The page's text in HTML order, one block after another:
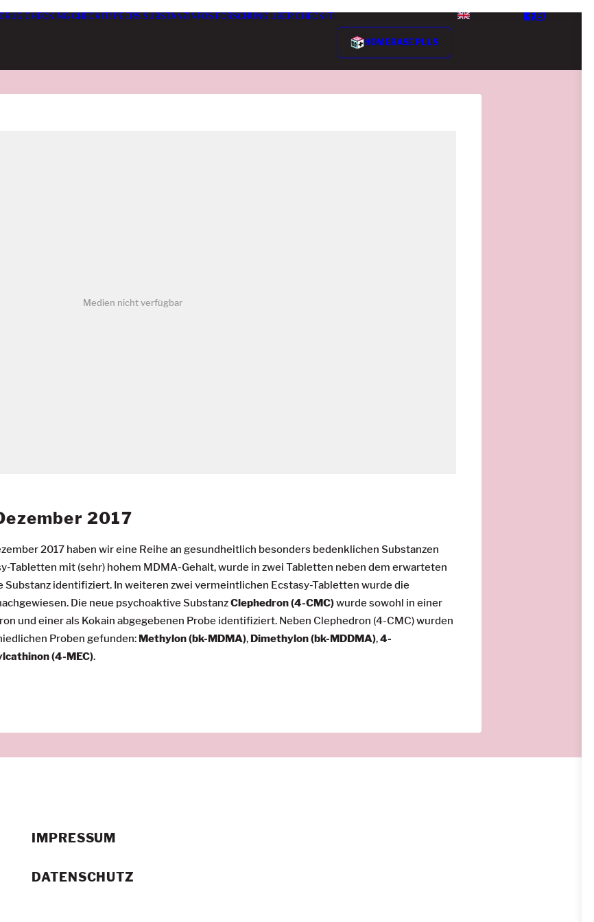
DRUG CHECKING CHECKIT! PEERS SUBSTANZINFOS FORSCHUNG ÜBER CHECKIT!
HOMEBASE PLUS
Medien nicht verfügbar
2017
2017 haben wir eine Reihe an gesundheitlich besonders bedenklichen Substanzen
Tabletten mit (sehr) hohem MDMA-Gehalt, wurde in zwei Tabletten neben dem erwarteten
identifiziert. In weiteren zwei vermeintlichen Ecstasy-Tabletten wurde die
Die neue psychoaktive SubstanzClephedron (4-CMC)wurde sowohl in einer
und einer als Kokain abgegebenen Probe identifiziert. Neben Clephedron (4-CMC) wurden
Proben gefunden: Methylon (bk-MDMA), Dimethylon (bk-MDDMA),4-
(4-MEC).
IMPRESSUM
DATENSCHUTZ